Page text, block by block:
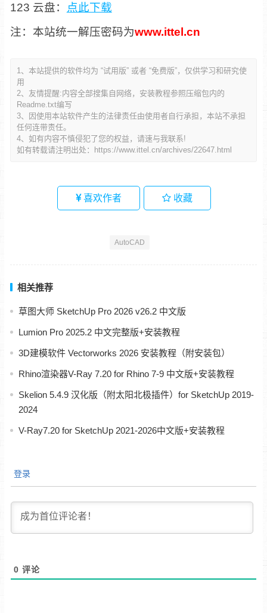
123 云盘：
点此下载
注：本站统一解压密码为www.ittel.cn
1、本站提供的软件均为 “试用版” 或者 “免费版”，仅供学习和研究使
用
2、友情提醒:内容全部搜集自网络，安装教程参照压缩包内的
Readme.txt编写
3、因使用本站软件产生的法律责任由使用者自行承担，本站不承担
任何连带责任。
4、如有内容不慎侵犯了您的权益，请速与我联系!
如有转载请注明出处：
https://www.ittel.cn/archives/22647.html
喜欢作者 收藏
AutoCAD
相关推荐
草图大师 SketchUp Pro 2026 v26.2 中文版
Lumion Pro 2025.2 中文完整版+安装教程
3D建模软件 Vectorworks 2026 安装教程（附安装包）
Rhino渲染器V-Ray 7.20 for Rhino 7-9 中文版+安装教程
Skelion 5.4.9 汉化版（附太阳北极插件）for SketchUp 2019-
2024
V-Ray7.20 for SketchUp 2021-2026中文版+安装教程
登录
0 评论